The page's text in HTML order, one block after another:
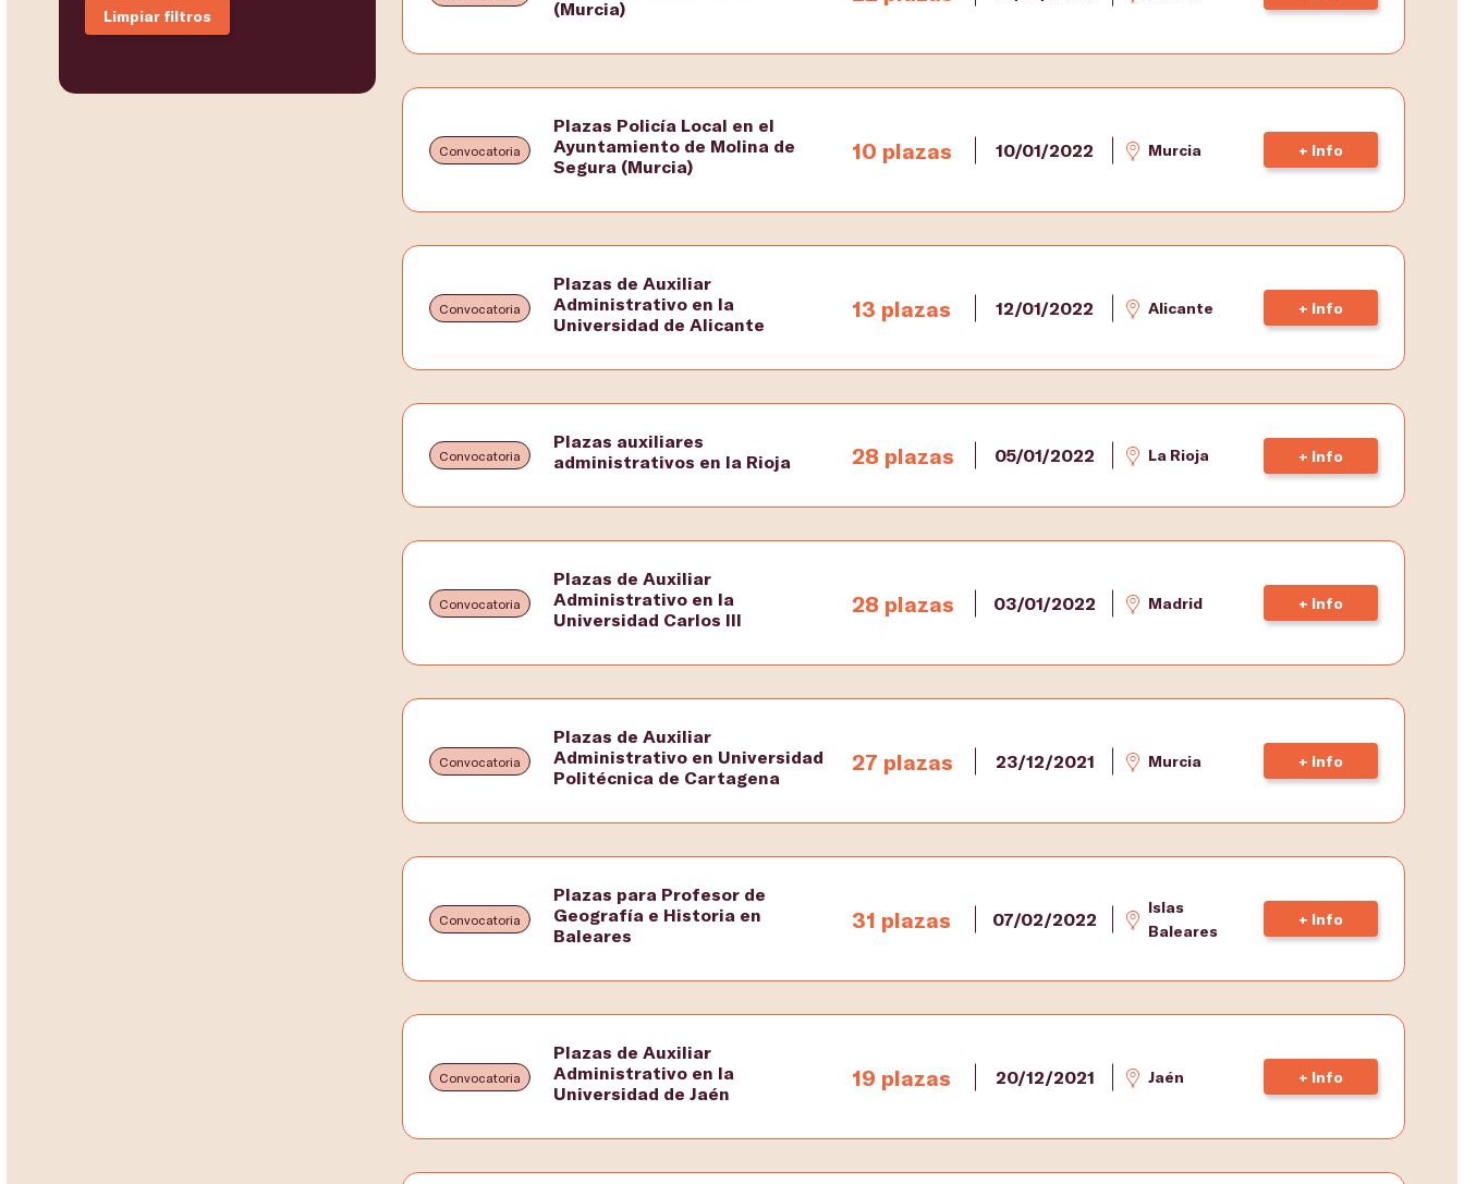
Limpiar filtros
(Murcia)
Convocatoria
Plazas Policía Local en el
Ayuntamiento de Molina de
Segura (Murcia)
10 plazas 10/01/2022 Murcia + Info
Convocatoria
Plazas de Auxiliar
Administrativo en la
Universidad de Alicante
13 plazas 12/01/2022 Alicante + Info
Convocatoria
Plazas auxiliares
administrativos en la Rioja
28 plazas 05/01/2022 La Rioja + Info
Convocatoria
Plazas de Auxiliar
Administrativo en la
Universidad Carlos III
28 plazas 03/01/2022 Madrid + Info
Convocatoria
Plazas de Auxiliar
Administrativo en Universidad
Politécnica de Cartagena
27 plazas 23/12/2021 Murcia + Info
Convocatoria
Plazas para Profesor de
Geografía e Historia en
Baleares
31 plazas 07/02/2022
Islas
Baleares
+ Info
Convocatoria
Plazas de Auxiliar
Administrativo en la
Universidad de Jaén
19 plazas 20/12/2021 Jaén + Info